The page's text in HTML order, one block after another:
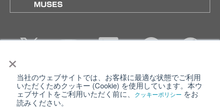
×
当社のウェブサイトでは、お客様に最適な状態でご利用
いただくためクッキー (Cookie) を使用しています。本ウ
ェブサイトをご利用いただく前に、
クッキーポリシー をお
読みください。
個人情報保護について ウェブサイト利用規約
クッキーポリシー